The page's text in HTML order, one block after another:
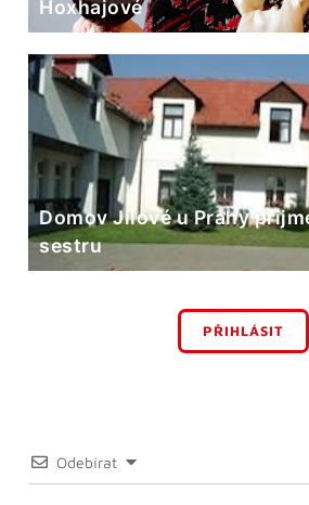
Hoxhajové
Domov Jílové u Prahy
sestru
PŘIHLÁSIT
Odebírat